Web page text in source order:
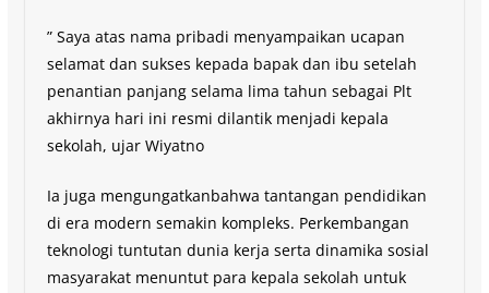
” Saya atas nama pribadi menyampaikan ucapan
selamat dan sukses kepada bapak dan ibu setelah
penantian panjang selama lima tahun sebagai Plt
akhirnya hari ini resmi dilantik menjadi kepala
sekolah, ujar Wiyatno
Ia juga mengungatkanbahwa tantangan pendidikan
di era modern semakin kompleks. Perkembangan
teknologi tuntutan dunia kerja serta dinamika sosial
masyarakat menuntut para kepala sekolah untuk